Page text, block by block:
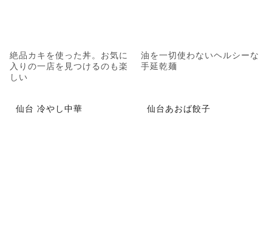
絶品カキを使った丼。お気に
入りの一店を見つけるのも楽
しい
油を一切使わないヘルシーな
手延乾麺
仙台 冷やし中華 仙台あおば餃子